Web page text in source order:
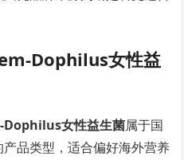
Dophilus女性益
女性益生菌属于国
品类型，适合偏好海外营养